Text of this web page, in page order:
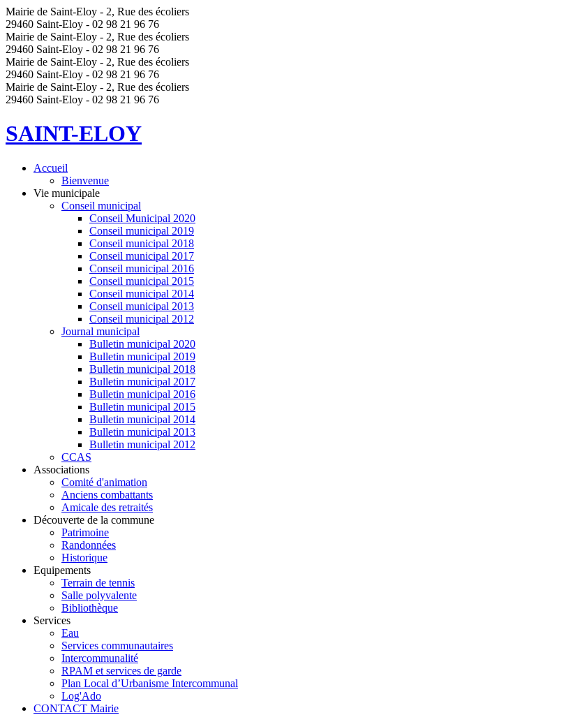
Mairie de Saint-Eloy - 2, Rue des écoliers
29460 Saint-Eloy - 02 98 21 96 76
Mairie de Saint-Eloy - 2, Rue des écoliers
29460 Saint-Eloy - 02 98 21 96 76
Mairie de Saint-Eloy - 2, Rue des écoliers
29460 Saint-Eloy - 02 98 21 96 76
Mairie de Saint-Eloy - 2, Rue des écoliers
29460 Saint-Eloy - 02 98 21 96 76
SAINT-ELOY
Accueil
Bienvenue
Vie municipale
Conseil municipal
Conseil Municipal 2020
Conseil municipal 2019
Conseil municipal 2018
Conseil municipal 2017
Conseil municipal 2016
Conseil municipal 2015
Conseil municipal 2014
Conseil municipal 2013
Conseil municipal 2012
Journal municipal
Bulletin municipal 2020
Bulletin municipal 2019
Bulletin municipal 2018
Bulletin municipal 2017
Bulletin municipal 2016
Bulletin municipal 2015
Bulletin municipal 2014
Bulletin municipal 2013
Bulletin municipal 2012
CCAS
Associations
Comité d'animation
Anciens combattants
Amicale des retraités
Découverte de la commune
Patrimoine
Randonnées
Historique
Equipements
Terrain de tennis
Salle polyvalente
Bibliothèque
Services
Eau
Services communautaires
Intercommunalité
RPAM et services de garde
Plan Local d’Urbanisme Intercommunal
Log'Ado
CONTACT Mairie